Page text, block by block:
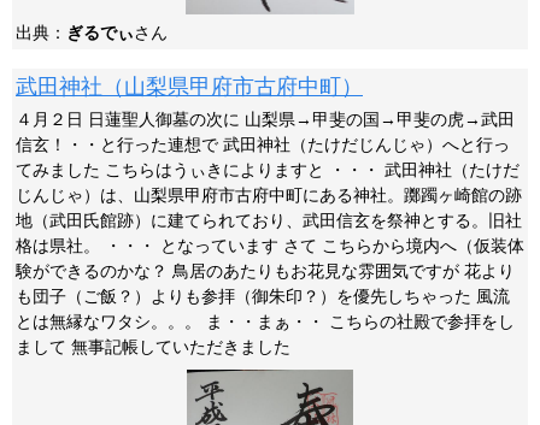
出典： ぎるでぃさん
武田神社（山梨県甲府市古府中町）
４月２日 日蓮聖人御墓の次に 山梨県→甲斐の国→甲斐の虎→武田
信玄！・・と行った連想で 武田神社（たけだじんじゃ）へと行っ
てみました こちらはうぃきによりますと ・・・ 武田神社（たけだ
じんじゃ）は、山梨県甲府市古府中町にある神社。躑躅ヶ崎館の跡
地（武田氏館跡）に建てられており、武田信玄を祭神とする。旧社
格は県社。 ・・・ となっています さて こちらから境内へ（仮装体
験ができるのかな？ 鳥居のあたりもお花見な雰囲気ですが 花より
も団子（ご飯？）よりも参拝（御朱印？）を優先しちゃった 風流
とは無縁なワタシ。。。 ま・・まぁ・・ こちらの社殿で参拝をし
まして 無事記帳していただきました